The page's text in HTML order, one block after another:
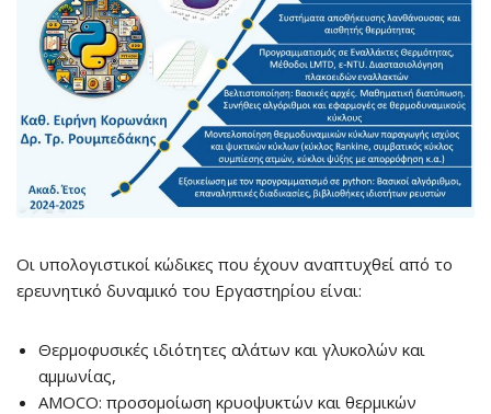
Οι υπολογιστικοί κώδικες που έχουν αναπτυχθεί από το
ερευνητικό δυναμικό του Εργαστηρίου είναι:
Θερμοφυσικές ιδιότητες αλάτων και γλυκολών και
αμμωνίας,
AMOCO: προσομοίωση κρυοψυκτών και θερμικών